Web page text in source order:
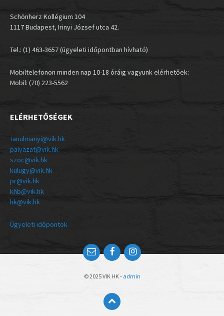
Schönherz Kollégium 104
1117 Budapest, Irinyi József utca 42.
Tel.: (1) 463-3657 (ügyeleti időpontban hívható)
Mobiltelefonon minden nap 10-18 óráig vagyunk elérhetőek:
Mobil: (70) 223-5562
ELÉRHETŐSÉGEK
tanulmanyi@vik.hk
palyazat@vik.hk
szoc@vik.hk
kulugy@vik.hk
pr@vik.hk
khb@vik.hk
hk@vik.hk
Ügyeleti időpontok
© 2025 VIK HK - admin